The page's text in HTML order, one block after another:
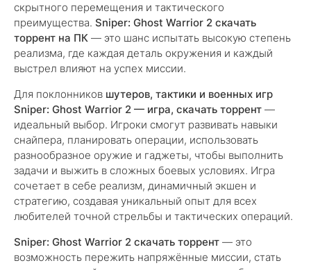
скрытного перемещения и тактического
преимущества. Sniper: Ghost Warrior 2 скачать
торрент на ПК — это шанс испытать высокую степень
реализма, где каждая деталь окружения и каждый
выстрел влияют на успех миссии.
Для поклонников шутеров, тактики и военных игр
Sniper: Ghost Warrior 2 — игра, скачать торрент —
идеальный выбор. Игроки смогут развивать навыки
снайпера, планировать операции, использовать
разнообразное оружие и гаджеты, чтобы выполнить
задачи и выжить в сложных боевых условиях. Игра
сочетает в себе реализм, динамичный экшен и
стратегию, создавая уникальный опыт для всех
любителей точной стрельбы и тактических операций.
Sniper: Ghost Warrior 2 скачать торрент — это
возможность пережить напряжённые миссии, стать